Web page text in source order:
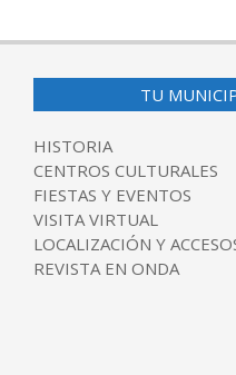
TU
HISTORIA
CENTROS CULTURALES
FIESTAS Y EVENTOS
VISITA VIRTUAL
LOCALIZACIÓN Y
REVISTA EN ONDA